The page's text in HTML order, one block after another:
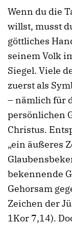
Wenn du die
willst, musst
göttliches
seinem Volk
Siegel. Viele
zuerst als
– nämlich für
persönlichen
Christus.
„ein äußeres
bekennende
Gehorsam
Zeichen der
1Kor 7,14).